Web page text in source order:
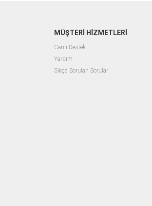
MÜŞTERİ HİZMETLERİ
Canlı Destek
Yardım
Sıkça Sorulan Sorular